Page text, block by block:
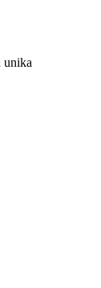
unika